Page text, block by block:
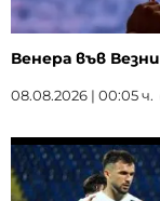
Венера във
08.08.2026 | 00:05 ч.